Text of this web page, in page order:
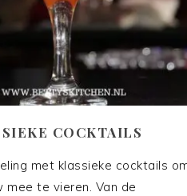
COCKTAILS
met klassieke cocktails
mee te vieren. Van de